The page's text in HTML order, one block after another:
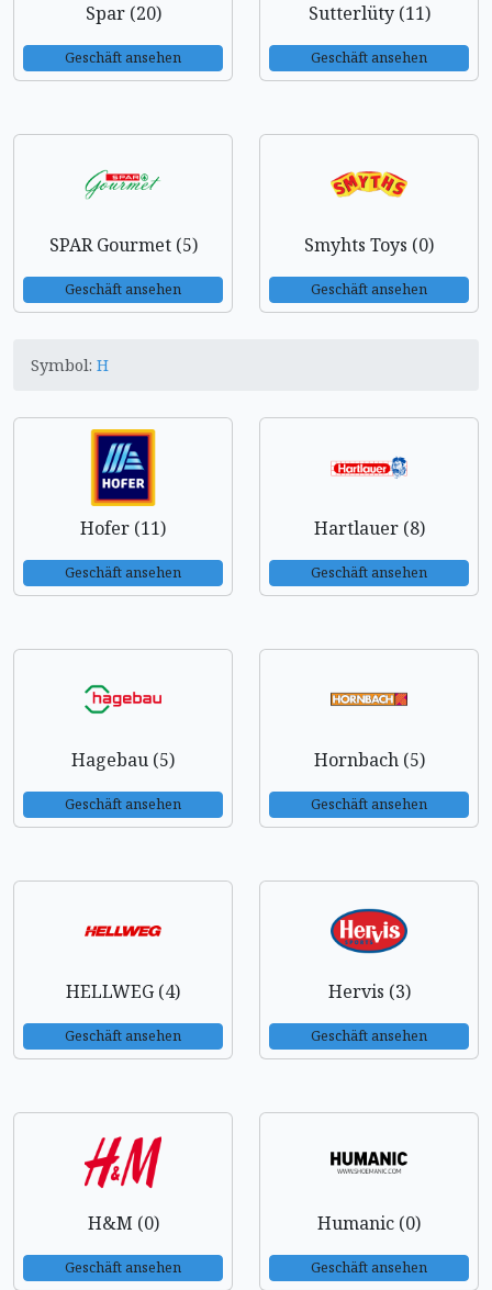
Spar (20)
Geschäft ansehen
Sutterlüty (11)
Geschäft ansehen
SPAR Gourmet (5)
Geschäft ansehen
Smyhts Toys (0)
Geschäft ansehen
Symbol: H
Hofer (11)
Geschäft ansehen
Hartlauer (8)
Geschäft ansehen
Hagebau (5)
Geschäft ansehen
Hornbach (5)
Geschäft ansehen
HELLWEG (4)
Geschäft ansehen
Hervis (3)
Geschäft ansehen
H&M (0)
Geschäft ansehen
Humanic (0)
Geschäft ansehen